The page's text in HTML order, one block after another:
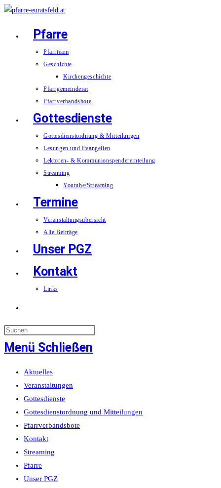
Zum
springen
Pfarre
Pfarrteam
Geschichte
Kirchengeschichte
Pfarrgemeinderat
Pfarrverbandsbote
Gottesdienste
Gottesdienstordnung & Mitteilungen
Lesungen und Evangelien
Lektoren- & Kommunionspendereinteilung
Streaming
Youtube/Streaming
Termine
Veranstaltungsübersicht
Alle Beiträge
Unser PGZ
Kontakt
Links
Suche
umschalten
Menü Schließen
Aktuelles
Veranstaltungen
Gottesdienste
Gottesdienstordnung und Mitteilungen
Pfarrverbandsbote
Kontakt
Streaming
Pfarre
Unser PGZ